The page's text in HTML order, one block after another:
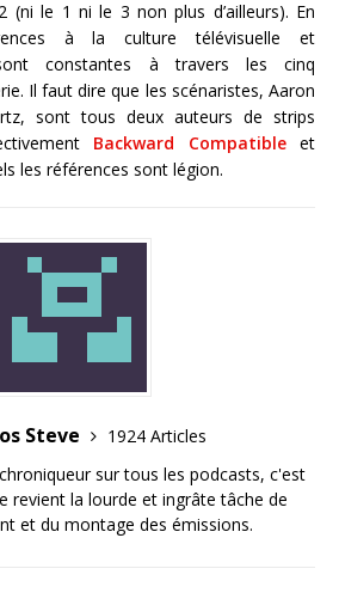
(ni le 1 ni le 3 non plus d’ailleurs). En
à la culture télévisuelle et
sont constantes à travers les cinq
Il faut dire que les scénaristes, Aaron
sont tous deux auteurs de strips
Backward Compatibleet
les références sont légion.
Steve
1924 Articles
sur tous les podcasts, c'est
revient la lourde et ingrâte tâche de
et du montage des émissions.